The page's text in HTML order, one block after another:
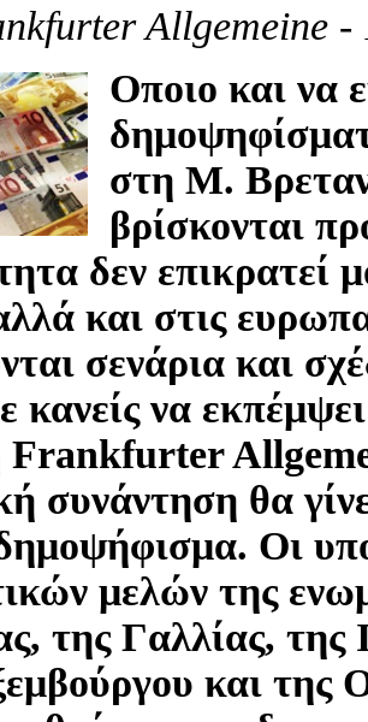
Allgemeine -
Oποιο και να
στη Μ.
βρίσκονται
δεν επικρατεί
και στις
σενάρια και
κανείς να
Frankfurter
συνάντηση θα
Οι
μελών της
της Γαλλίας, της
και της